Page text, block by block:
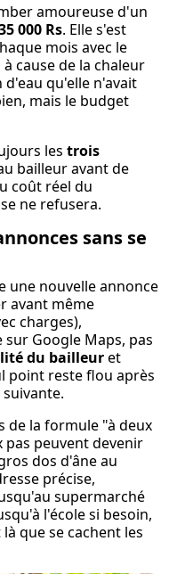
amoureuse d'un
000 Rs. Elle s'est
mois avec le
cause de la chaleur
qu'elle n'avait
mais le budget
les trois
bailleur avant de
coût réel du
ne refusera.
sans se
une nouvelle annonce
avant même
charges),
sur Google Maps, pas
du bailleuret
point reste flou après
de la formule "à deux
pas peuvent devenir
dos d'âne au
précise,
supermarché
l'école si besoin,
que se cachent les